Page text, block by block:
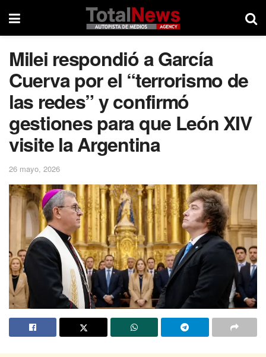
Milei respondió a García
Cuerva por el “terrorismo de
las redes” y confirmó
gestiones para que León XIV
visite la Argentina
26 mayo, 2026